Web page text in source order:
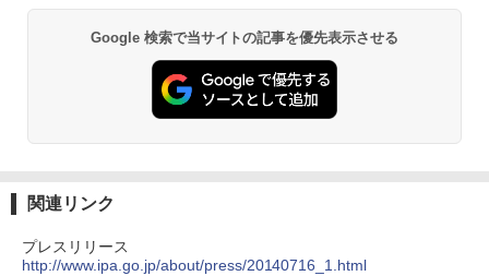
Google 検索で当サイトの記事を優先表示させる
関連リンク
プレスリリース
http://www.ipa.go.jp/about/press/20140716_1.html